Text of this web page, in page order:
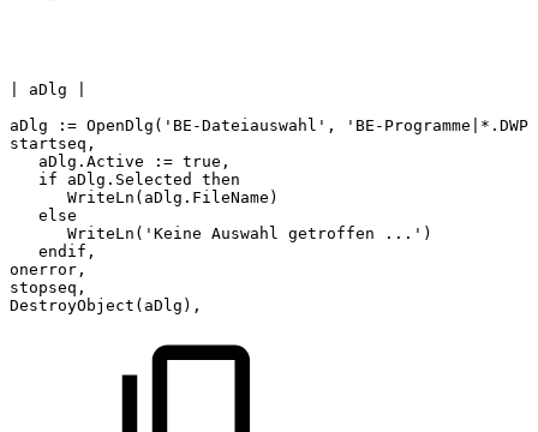
aDlg
aDlg
:= OpenDlg('BE-Dateiauswahl',
'BE-
startseq,
aDlg.Active
:= true,
if
aDlg.Selected
then
WriteLn(aDlg.FileName)
else
WriteLn('Keine Auswahl getroffen
...')
endif,
onerror,
stopseq,
DestroyObject(aDlg),